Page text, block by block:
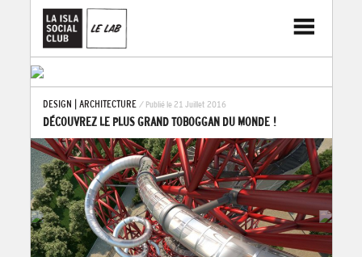
DESIGN ARCHITECTURE / Publié le 21 Juillet 2016
DÉCOUVREZ LE PLUS GRAND TOBOGGAN DU MONDE !